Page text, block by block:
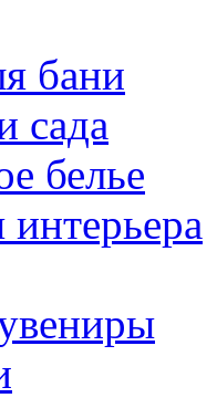
бани
сада
белье